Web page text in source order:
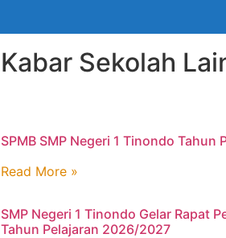
Kabar Sekolah
SPMB SMP Negeri 1 Tinondo Tahun
Read More »
SMP Negeri 1 Tinondo Gelar Rapat
Tahun Pelajaran 2026/2027